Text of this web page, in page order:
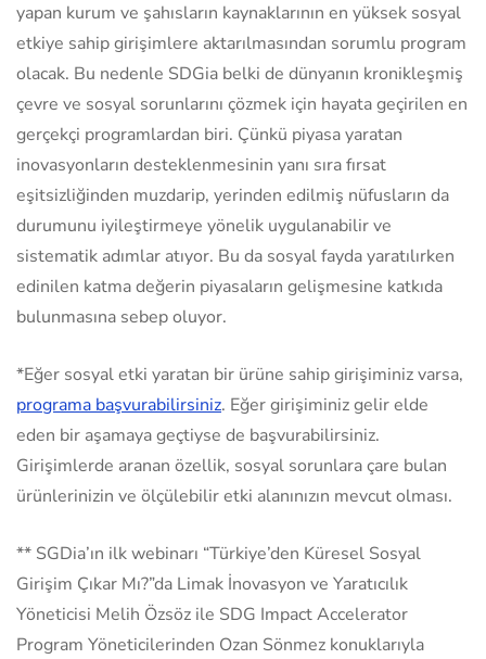
yapan kurum ve şahısların kaynaklarının en yüksek sosyal
etkiye sahip girişimlere aktarılmasından sorumlu program
olacak. Bu nedenle SDGia belki de dünyanın kronikleşmiş
çevre ve sosyal sorunlarını çözmek için hayata geçirilen en
gerçekçi programlardan biri. Çünkü piyasa yaratan
inovasyonların desteklenmesinin yanı sıra fırsat
eşitsizliğinden muzdarip, yerinden edilmiş nüfusların da
durumunu iyileştirmeye yönelik uygulanabilir ve
sistematik adımlar atıyor. Bu da sosyal fayda yaratılırken
edinilen katma değerin piyasaların gelişmesine katkıda
bulunmasına sebep oluyor.
*Eğer sosyal etki yaratan bir ürüne sahip girişiminiz varsa,
programa başvurabilirsiniz. Eğer girişiminiz gelir elde
eden bir aşamaya geçtiyse de başvurabilirsiniz.
Girişimlerde aranan özellik, sosyal sorunlara çare bulan
ürünlerinizin ve ölçülebilir etki alanınızın mevcut olması.
** SGDia’ın ilk webinarı “Türkiye’den Küresel Sosyal
Girişim Çıkar Mı?”da Limak İnovasyon ve Yaratıcılık
Yöneticisi Melih Özsöz ile SDG Impact Accelerator
Program Yöneticilerinden Ozan Sönmez konuklarıyla